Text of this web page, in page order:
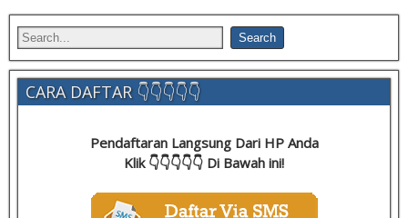
CARA DAFTAR 👇👇👇👇👇
Pendaftaran Langsung Dari HP Anda
Klik 👇👇👇👇👇 Di Bawah ini!